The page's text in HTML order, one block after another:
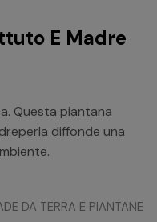
E Madre
Questa piantana
diffonde una
DA TERRA E PIANTANE